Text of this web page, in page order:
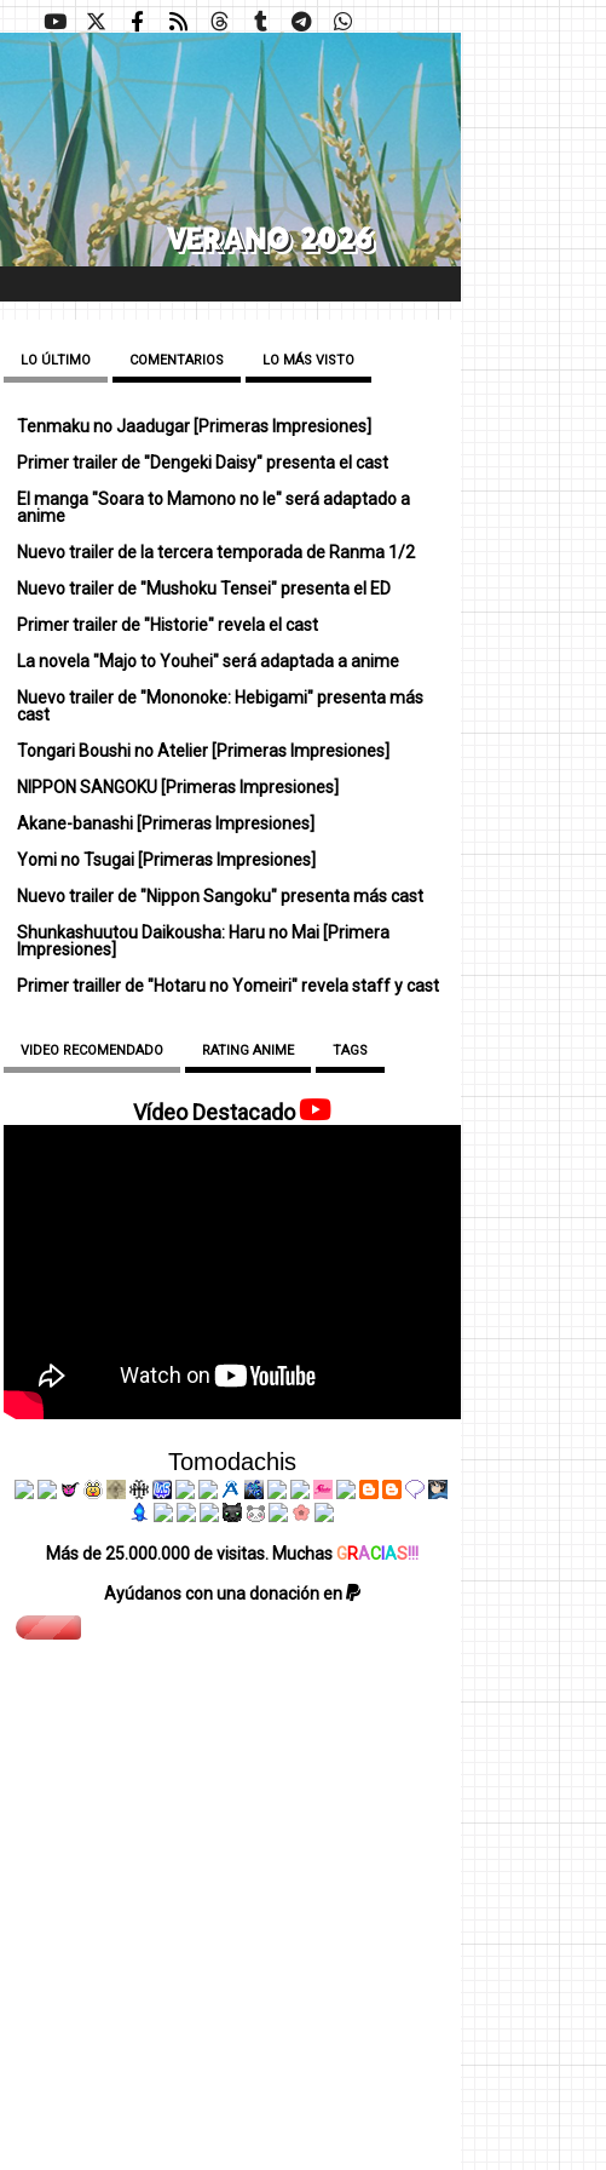
LO ÚLTIMO COMENTARIOS LO MÁS VISTO
Tenmaku no Jaadugar [Primeras Impresiones]
Primer trailer de "Dengeki Daisy" presenta el cast
El manga "Soara to Mamono no Ie" será adaptado a
anime
Nuevo trailer de la tercera temporada de Ranma 1/2
Nuevo trailer de "Mushoku Tensei" presenta el ED
Primer trailer de "Historie" revela el cast
La novela "Majo to Youhei" será adaptada a anime
Nuevo trailer de "Mononoke: Hebigami" presenta más
cast
Tongari Boushi no Atelier [Primeras Impresiones]
NIPPON SANGOKU [Primeras Impresiones]
Akane-banashi [Primeras Impresiones]
Yomi no Tsugai [Primeras Impresiones]
Nuevo trailer de "Nippon Sangoku" presenta más cast
Shunkashuutou Daikousha: Haru no Mai [Primera
Impresiones]
Primer trailler de "Hotaru no Yomeiri" revela staff y cast
VIDEO RECOMENDADO RATING ANIME TAGS
Vídeo Destacado
Tomodachis
Más de 25.000.000 de visitas. MuchasGRACAS!!!
Ayúdanos con una donación en